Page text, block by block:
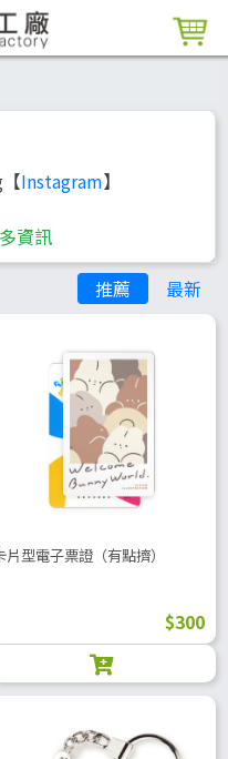
Instagram】
資訊
推薦
最新
片型電子票證（有點擠）
$300